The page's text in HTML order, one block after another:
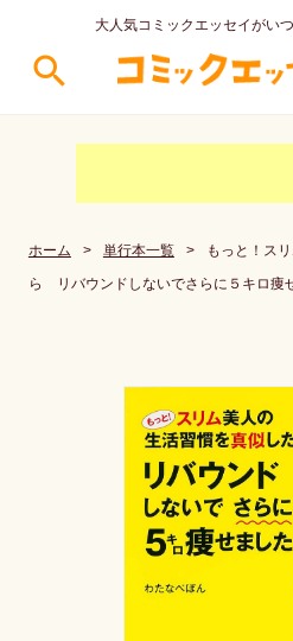
大人気コミックエッセイがい
search
ホーム > 単行本一覧 >
もっと！ス
ら リバウンドしないでさらに５キロ痩